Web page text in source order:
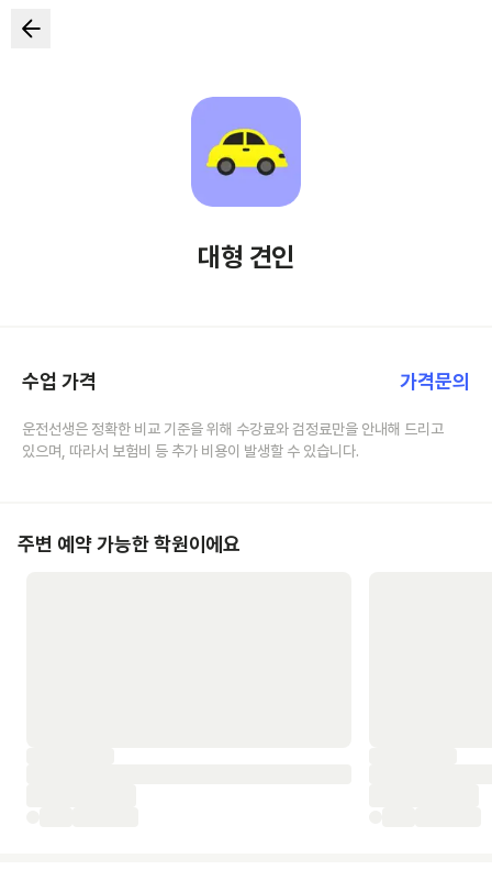
대형 견인
수업 가격 가격문의
운전선생은 정확한 비교 기준을 위해 수강료와 검정료만을 안내해 드리고
있으며, 따라서 보험비 등 추가 비용이 발생할 수 있습니다.
주변 예약 가능한 학원이에요